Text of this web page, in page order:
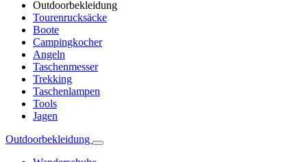
Outdoorbekleidung
Tourenrucksäcke
Boote
Campingkocher
Angeln
Taschenmesser
Trekking
Taschenlampen
Tools
Jagen
Outdoorbekleidung